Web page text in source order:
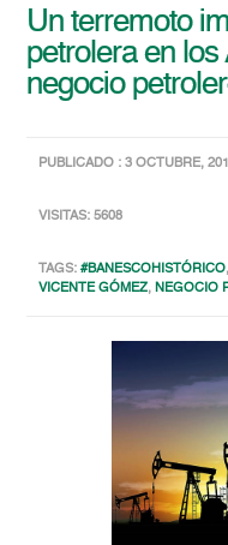
Un terremoto
petrolera en
negocio
PUBLICADO : 3 OCTUBRE,
VISITAS: 5608
TAGS:#BANESCOHISTÓRICO
VICENTE GÓMEZ,NEGOCIO